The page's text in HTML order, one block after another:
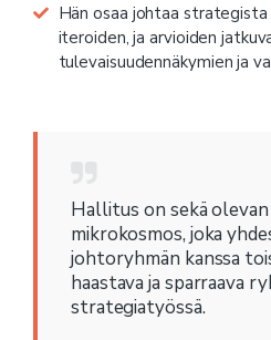
Hän osaa johtaa
iteroiden, ja arvioiden
tulevaisuudennäkymien ja
Hallitus on sekä
mikrokosmos, joka
johtoryhmän kanssa
haastava ja sparraava
strategiatyössä.